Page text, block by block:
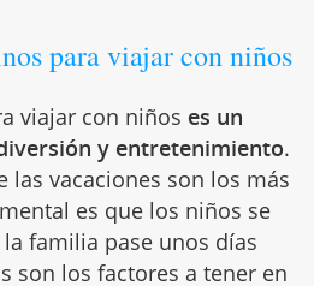
para viajar con niños
viajar con niños es un
y entretenimiento.
las vacaciones son los más
es que los niños se
familia pase unos días
son los factores a tener en